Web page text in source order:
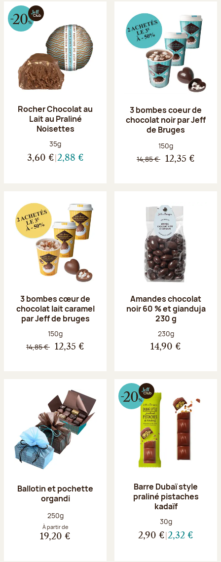
Rocher Chocolat au
Lait au Praliné
Noisettes
Poids net :
35g
3,60 € 2,88 €
3 bombes coeur de
chocolat noir par Jeff
de Bruges
Poids net :
150g
14,85 € 12,35 €
3 bombes cœur de
chocolat lait caramel
par Jeff de bruges
Poids net :
150g
14,85 € 12,35 €
Amandes chocolat
noir 60 % et gianduja
230 g
Poids net :
230g
14,90 €
Ballotin et pochette
organdi
Poids net :
250g
À partir de
19,20 €
Barre Dubaï style
praliné pistaches
kadaïf
Poids net :
30g
2,90 € 2,32 €